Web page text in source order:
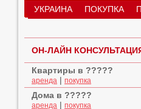
УКРАИНА ПОКУПКА
ОН-ЛАЙН
Квартиры в ?????
аренда | покупка
Дома в ?????
аренда | покупка